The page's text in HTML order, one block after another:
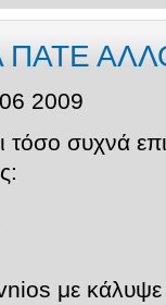
ΠΑΤΕ
2009
τόσο συχνά
με